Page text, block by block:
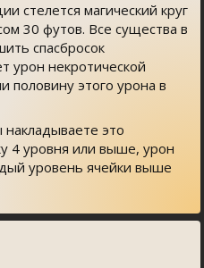
стелется магический круг
30 футов. Все существа в
спасбросок
урон некротической
половину этого урона в
накладываете это
4 уровня или выше, урон
уровень ячейки выше